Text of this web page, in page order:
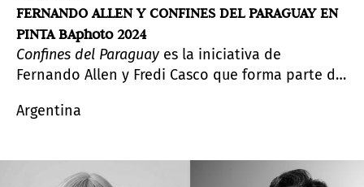
FERNANDO ALLEN Y CONFINES DEL PARAGUAY EN
PINTA BAphoto 2024
Confines del Paraguay es la iniciativa de
Fernando Allen y Fredi Casco que forma parte de
de un proyecto que comenzó siendo fotográfico,
audiovisual y documental ­–junto con otras
actividades– relacionadas a las obras de artistas
Argentina